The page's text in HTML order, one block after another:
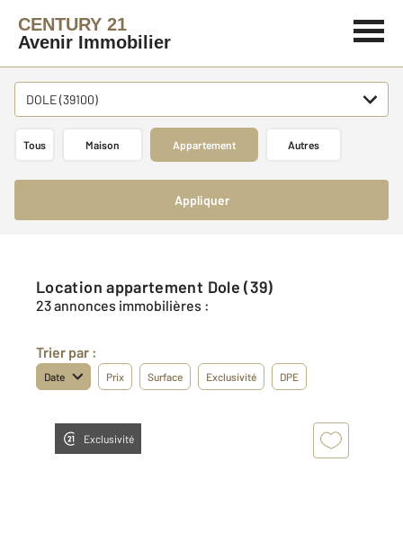
CENTURY 21
Avenir Immobilier
DOLE (39100)
Tous Maison Appartement Autres
Appliquer
Location appartement Dole (39)
23 annonces immobilières :
Trier par :
Date Prix Surface Exclusivité DPE
Exclusivité